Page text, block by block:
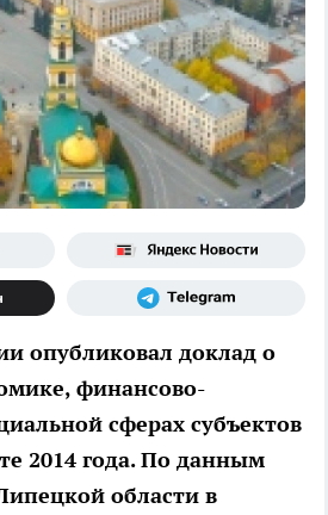
опубликовал доклад о
финансово-
сферах субъектов
2014 года. По данным
области в